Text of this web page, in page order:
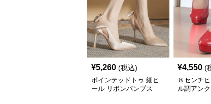
¥5,260 (税込)
ポインテッドトゥ 細ヒ
ール リボンパンプス
¥4,550 (
８センチ
ル調アン